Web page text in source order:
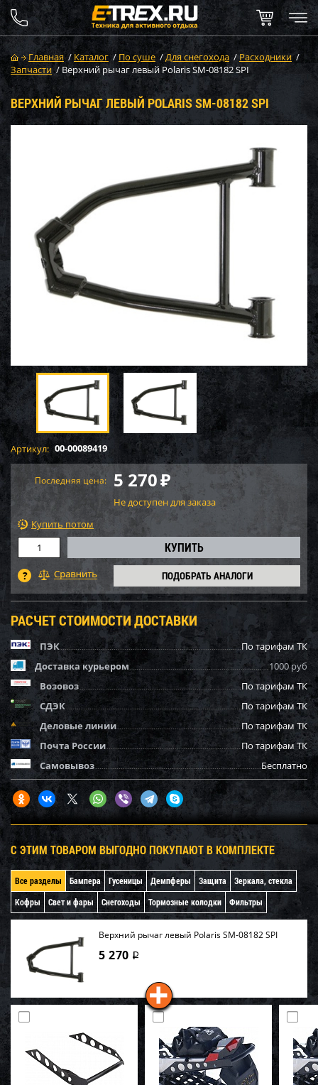
Главная / Каталог / По суше /Для снегохода /Расходники /
Запчасти / Верхний рычаг левый Polaris SM-08182 SPI
ВЕРХНИЙ РЫЧАГ ЛЕВЫЙ POLARIS SM-08182 SPI
Артикул: 00-00089419
Последняя цена: 5 270₽
Не доступен для заказа
Купить потом
ПОДОБРАТЬ АНАЛОГИ
РАСЧЕТ СТОИМОСТИ ДОСТАВКИ
ПЭК
По тарифам ТК
Доставка курьером
1000 руб
Возовоз
По тарифам ТК
СДЭК
По тарифам ТК
Деловые линии
По тарифам ТК
Почта России
По тарифам ТК
Самовывоз
Бесплатно
С ЭТИМ ТОВАРОМ ВЫГОДНО ПОКУПАЮТ В КОМПЛЕКТЕ
Все разделы Бампера Гусеницы Демпферы Защита
Зеркала, стекла
Кофры
Свет и фары Снегоходы Тормозные колодки Фильтры
Верхний рычаг левый Polaris SM-08182 SPI
5 270 i